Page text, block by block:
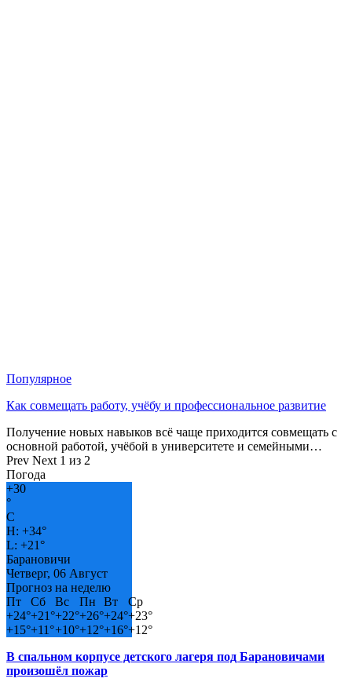
Популярное
Как совмещать работу, учёбу и профессиональное развитие
Получение новых навыков всё чаще приходится совмещать с
основной работой, учёбой в университете и семейными…
Prev Next 1 из 2
Погода
+30
°
C
H: +34°
L: +21°
Барановичи
Четверг, 06 Август
Прогноз на неделю
Пт
Сб Вс Пн Вт
Ср
+24°+21°+22°+26°+24°+23°
+15°+11°+10°+12°+16°+12°
В спальном корпусе детского лагеря под Барановичами
произошёл пожар